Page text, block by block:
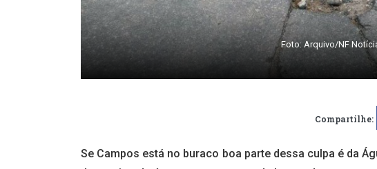
Foto: Arquivo/NF
Compartilhe:
Se Campos está no buraco boa parte dessa culpa é da